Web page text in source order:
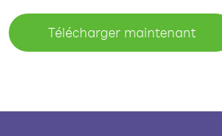
Télécharger maintenant